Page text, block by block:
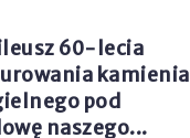
60-lecia
kamienia
pod
naszego...